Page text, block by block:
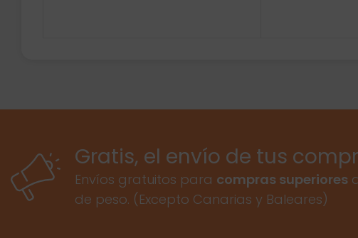
Gratis, el envío de tus
Envíos gratuitos para compras superiores
de peso. (Excepto Canarias y Baleares)